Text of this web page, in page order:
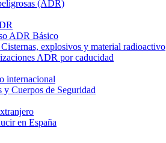
(ADR)
ADR Básico
explosivos y material radioactivo
ADR por caducidad
internacional
y Cuerpos de Seguridad
en España